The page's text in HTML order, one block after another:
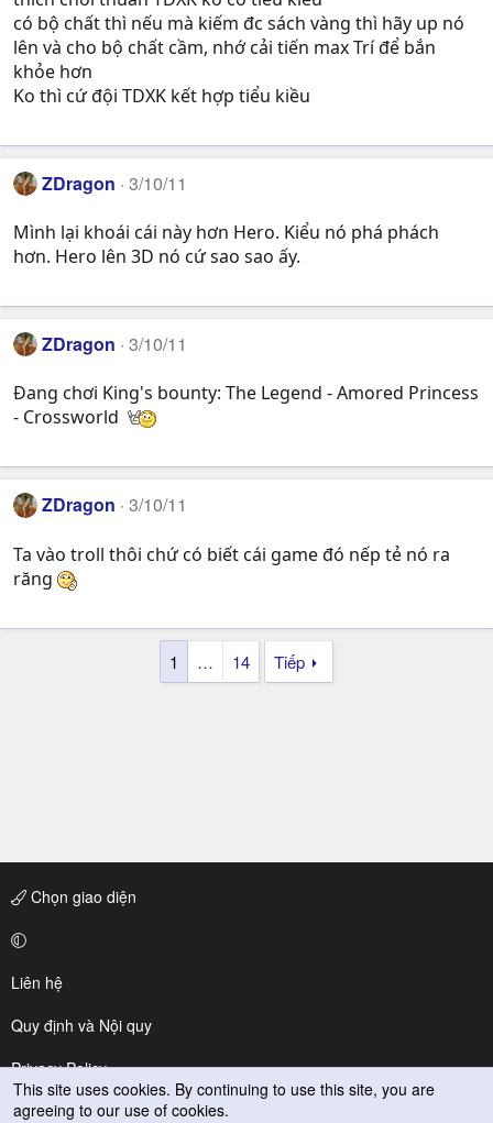
có bộ chất thì nếu mà kiếm đc sách vàng thì hãy up nó
lên và cho bộ chất cầm, nhớ cải tiến max Trí để bắn
khỏe hơn
Ko thì cứ đội TDXK kết hợp tiểu kiều
ZDragon 3/10/11
Mình lại khoái cái này hơn Hero. Kiểu nó phá phách
hơn. Hero lên 3D nó cứ sao sao ấy.
ZDragon 3/10/11
Đang chơi King's bounty: The Legend - Amored Princess
- Crossworld
ZDragon 3/10/11
Ta vào troll thôi chứ có biết cái game đó nếp tẻ nó ra
răng
1 … 14 Tiếp
Chọn giao diện
Liên hệ
Quy định và Nội quy
Privacy Policy
Trợ giúp
This site uses cookies. By continuing to use this site, you are
agreeing to our use of cookies.